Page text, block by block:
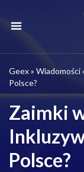
Geex» Wiadomości
Polsce?
Zaimki
Polsce?